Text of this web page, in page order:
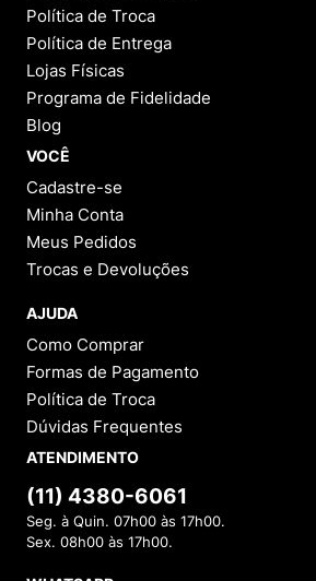
Política de Troca
Política de Entrega
Lojas Físicas
Programa de Fidelidade
Blog
VOCÊ
Cadastre-se
Minha Conta
Meus Pedidos
Trocas e Devoluções
AJUDA
Como Comprar
Formas de Pagamento
Política de Troca
Dúvidas Frequentes
ATENDIMENTO
(11) 4380-6061
Seg. à Quin. 07h00 às 17h00.
Sex. 08h00 às 17h00.